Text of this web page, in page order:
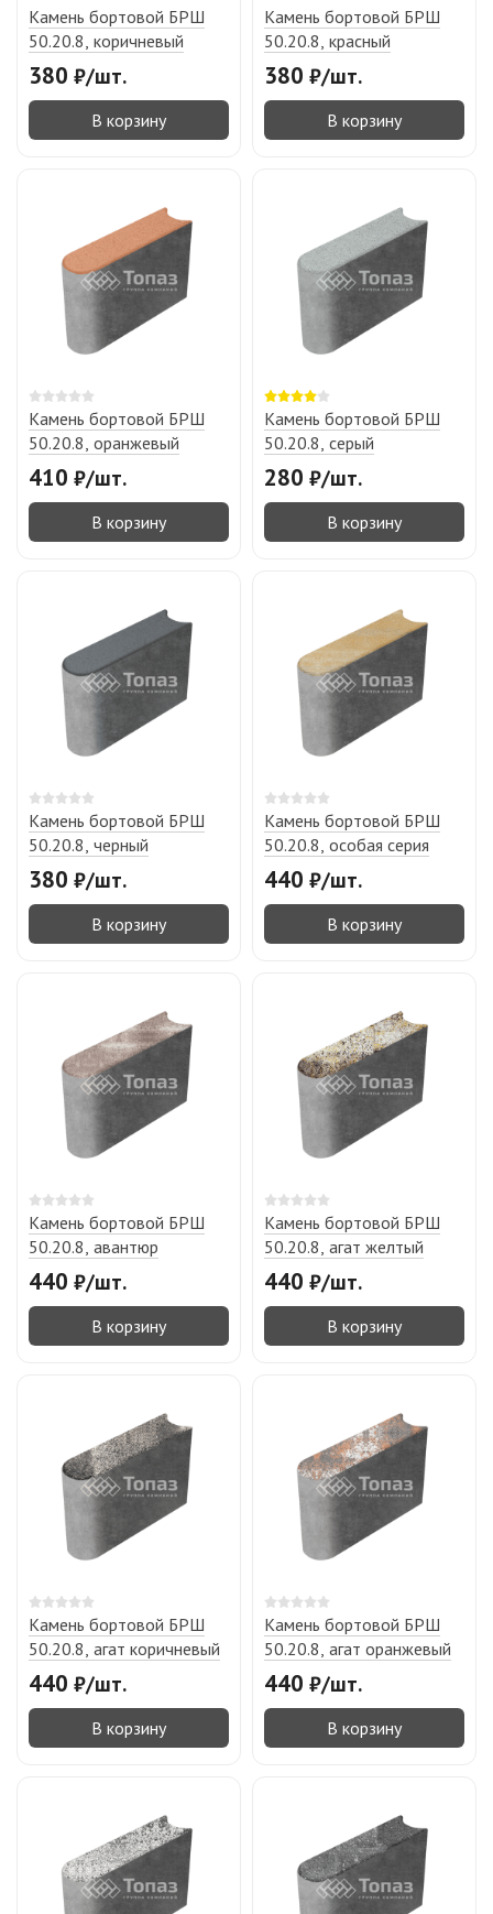
Камень бортовой БРШ
50.20.8, коричневый
380 ₽/шт.
В корзину
Камень бортовой БРШ
50.20.8, красный
380 ₽/шт.
В корзину
Камень бортовой БРШ
50.20.8, оранжевый
410 ₽/шт.
В корзину
Камень бортовой БРШ
50.20.8, серый
280 ₽/шт.
В корзину
Камень бортовой БРШ
50.20.8, черный
380 ₽/шт.
В корзину
Камень бортовой БРШ
50.20.8, особая серия
440 ₽/шт.
В корзину
Камень бортовой БРШ
50.20.8, авантюр
440 ₽/шт.
В корзину
Камень бортовой БРШ
50.20.8, агат желтый
440 ₽/шт.
В корзину
Камень бортовой БРШ
50.20.8, агат коричневый
440 ₽/шт.
В корзину
Камень бортовой БРШ
50.20.8, агат оранжевый
440 ₽/шт.
В корзину